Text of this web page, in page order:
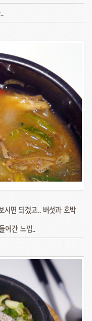
시면 되겠고.. 버섯과 호박
어간 느낌..